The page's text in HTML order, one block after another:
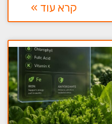
קרא עוד »